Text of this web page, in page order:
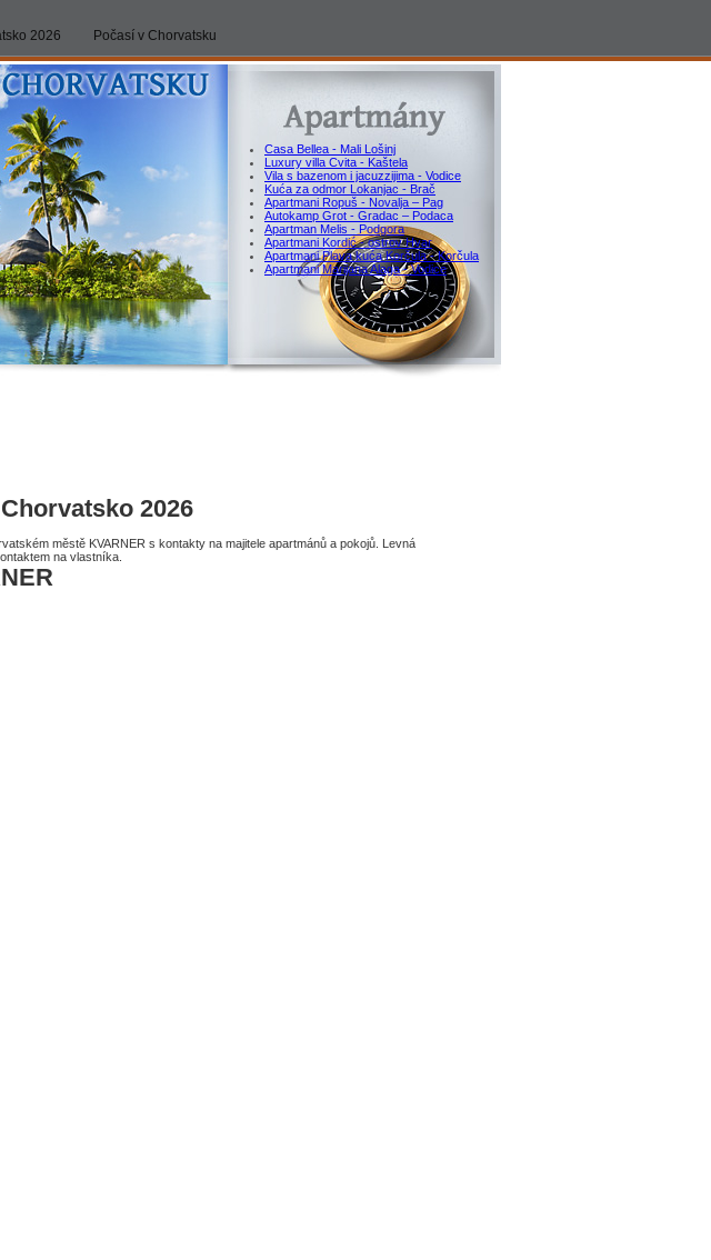
2026 Počasí v Chorvatsku
Casa Bellea - Mali Lošinj
Luxury villa Cvita - Kaštela
Vila s bazenom i jacuzzijima - Vodice
Kuća za odmor Lokanjac - Brač
Apartmani Ropuš - Novalja – Pag
Autokamp Grot - Gradac – Podaca
Apartman Melis - Podgora
Apartmani Kordić - ostrov Hvar
Apartmani Plava kuća Korčula - Korčula
Apartmani Marijana Alaga - Vodice
2026
městě KVARNER s kontakty na majitele apartmánů a pokojů. Levná
na vlastníka.